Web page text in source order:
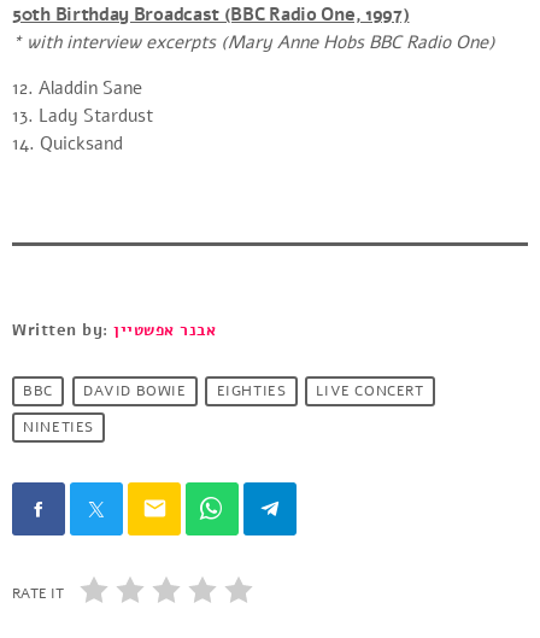
50th Birthday Broadcast (BBC Radio One, 1997)
* with interview excerpts (Mary Anne Hobs BBC Radio One)
12. Aladdin Sane
13. Lady Stardust
14. Quicksand
Written by:אבנר אפשטיין
BBC DAVID BOWIE EIGHTIES
LIVE CONCERT
NINETIES
email
RATE IT